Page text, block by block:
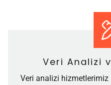
Veri Analizi
Veri analizi hizmetlerimiz